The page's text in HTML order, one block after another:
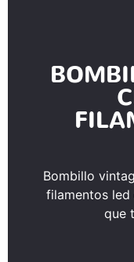
Bombillo
filamentos led
que